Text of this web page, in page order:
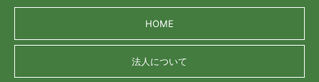
HOME
法人について